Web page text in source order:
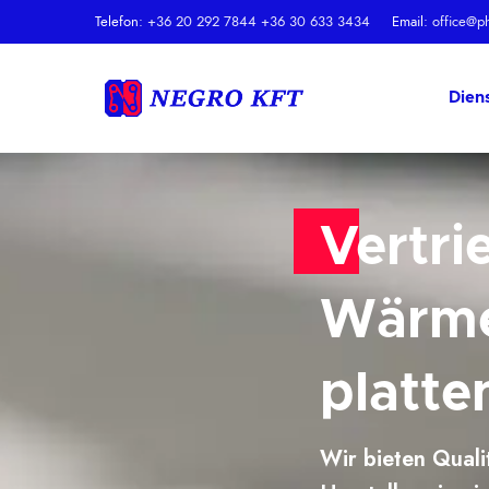
Telefon: +36 20 292 7844 +36 30 633 3434 Email:
Wir bieten